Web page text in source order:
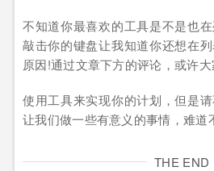
不知道你最喜欢的工具是不是也
敲击你的键盘让我知道你还想在
原因!通过文章下方的评论，或许
使用工具来实现你的计划，但是
让我们做一些有意义的事情，难道
THE END